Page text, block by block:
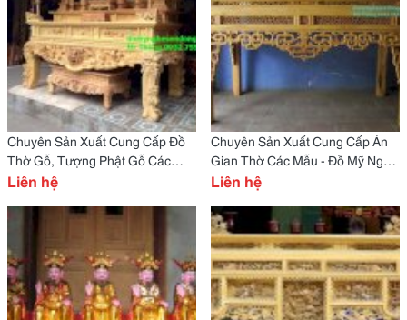
Chuyên Sản Xuất Cung Cấp Đồ
Thờ Gỗ, Tượng Phật Gỗ Các
Mẫu Mã
Liên hệ
Chuyên Sản Xuất Cung Cấp Án
Gian Thờ Các Mẫu - Đồ Mỹ Nghệ
Sơn Đồng
Liên hệ